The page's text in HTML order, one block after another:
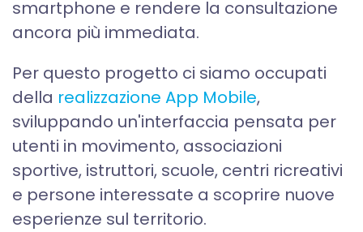
smartphone e rendere la consultazione
ancora più immediata.
Per questo progetto ci siamo occupati
della realizzazione App Mobile,
sviluppando un'interfaccia pensata per
utenti in movimento, associazioni
sportive, istruttori, scuole, centri ricreativi
e persone interessate a scoprire nuove
esperienze sul territorio.